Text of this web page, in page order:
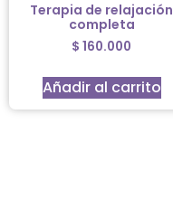
Terapia de relajación
completa
$ 160.000
Añadir al carrito